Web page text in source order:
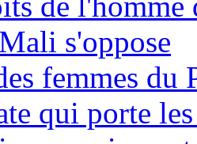
s'oppose
femmes du
qui porte